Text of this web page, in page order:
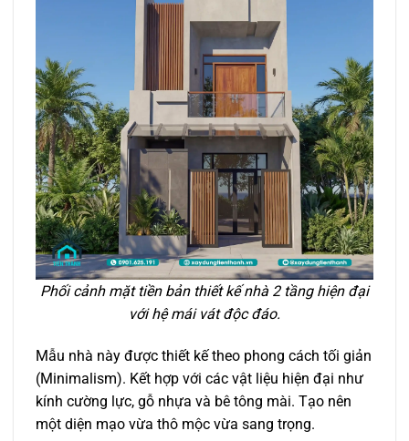
Phối cảnh mặt tiền bản thiết kế nhà 2 tầng hiện đại
với hệ mái vát độc đáo.
Mẫu nhà này được thiết kế theo phong cách tối giản
(Minimalism). Kết hợp với các vật liệu hiện đại như
kính cường lực, gỗ nhựa và bê tông mài. Tạo nên
một diện mạo vừa thô mộc vừa sang trọng.